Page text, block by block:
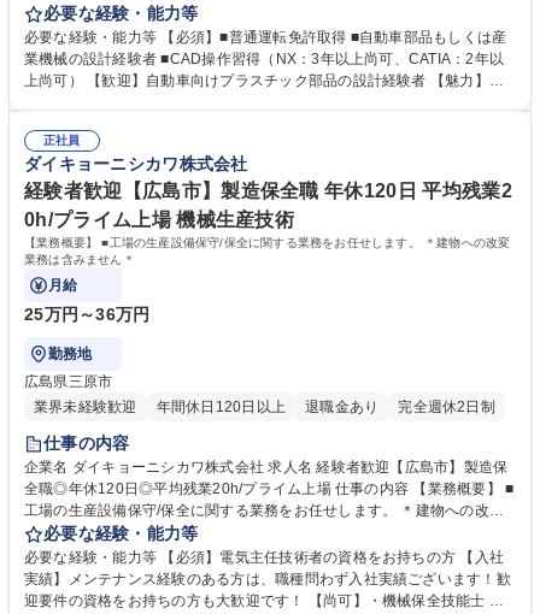
いただきます。 【詳細】■各種機構・構造の調査・研究 ■目標原価、目標
品質、目標日程の明確化と開発計画の作成 ■設計検証の計画と実施■量産
及び技術的問題に関する関連部門への援助 ■技術ドキュメントの管理及び
設計技術標準化の推進 ■目標品質・コストの造り込み■部品図面、CADデ
1日
必要な経験・能力等
必要な経験・能力等 【必須】■普通運転免許取得 ■自動車部品もしくは産
業機械の設計経験者 ■CAD操作習得（NX：3年以上尚可、CATIA：2年以
上尚可） 【歓迎】自動車向けプラスチック部品の設計経験者 【魅力】広
ecruit/job/occupation/ 学歴・資格 学歴：大学院 大学 語学力： 資格：第一
種運転免許普通自動車
正社員
ダイキョーニシカワ株式会社
経験者歓迎【広島市】製造保全職 年休120日 平均残業2
0h/プライム上場 機械生産技術
【業務概要】 ■工場の生産設備保守/保全に関する業務をお任せします。 ＊建物への改変
業務は含みません＊
月給
25万円～36万円
勤務地
広島県三原市
業界未経験歓迎
年間休日120日以上 退職金あり 完全週休2日制
仕事の内容
企業名 ダイキョーニシカワ株式会社 求人名 経験者歓迎【広島市】製造保
全職◎年休120日◎平均残業20h/プライム上場 仕事の内容 【業務概要】 ■
工場の生産設備保守/保全に関する業務をお任せします。 ＊建物への改変
業務は含みません＊ 【業務詳細】■工場備品の製作/工場の維持■法令順守
項目の点検と測定 ■設備法定点検の実施(受電設備) ■生産設備の保全基本
計画 (点検基準/実施計画、予知/予防保全計画)の立案/推進） ＊入社時のス
キルに併せて、業務をお任せします。 また先輩社員が指導役としてしっか
必要な経験・能力等
必要な経験・能力等 【必須】電気主任技術者の資格をお持ちの方 【入社
実績】メンテナンス経験のある方は、職種問わず入社実績ございます！歓
迎要件の資格をお持ちの方も大歓迎です！ 【尚可】・機械保全技能士 ・